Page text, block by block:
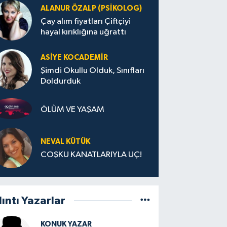
ALANUR ÖZALP (PSIKOLOG)
Çay alım fiyatları Çiftçiyi
hayal kırıklığına uğrattı
ASIYE KOCADEMİR
Şimdi Okullu Olduk, Sınıfları
Doldurduk
ÖLÜM VE YAŞAM
NEVAL KÜTÜK
COŞKU KANATLARIYLA UÇ!
Yazarlar
KONUK YAZAR